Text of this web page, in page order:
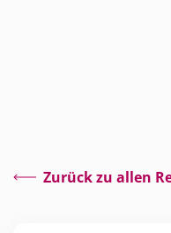
Zurück zu allen